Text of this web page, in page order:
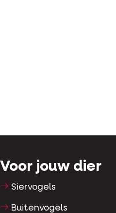
Voor jouw dier
Siervogels
Buitenvogels